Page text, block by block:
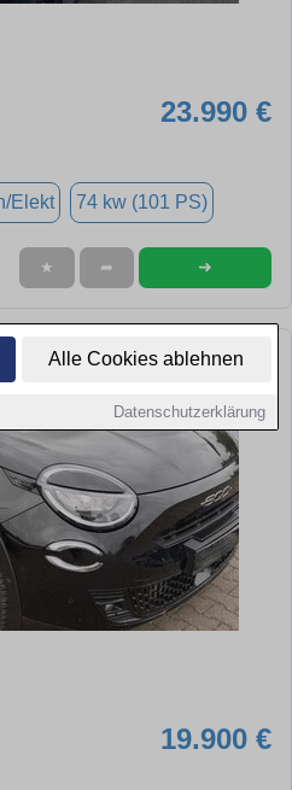
Alle Cookies ablehnen
Datenschutzerklärung
23.990 €
Elekt 74 kw (101 PS)
★ ➦ ➜
19.900 €